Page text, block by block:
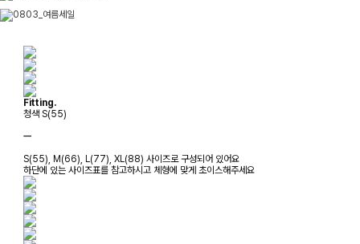
Fitting.
청색 S(55)
ㅡ
S(55), M(66), L(77), XL(88) 사이즈로 구성되어 있어요
하단에 있는 사이즈표를 참고하시고 체형에 맞게 초이스해주세요